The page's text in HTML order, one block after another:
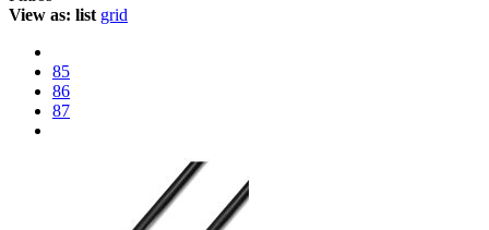
View as: list grid
85
86
87